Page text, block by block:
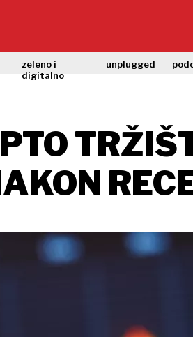
zeleno i
digitalno
unplugged